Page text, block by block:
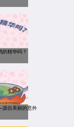
的精华吗？
自美丽的意外